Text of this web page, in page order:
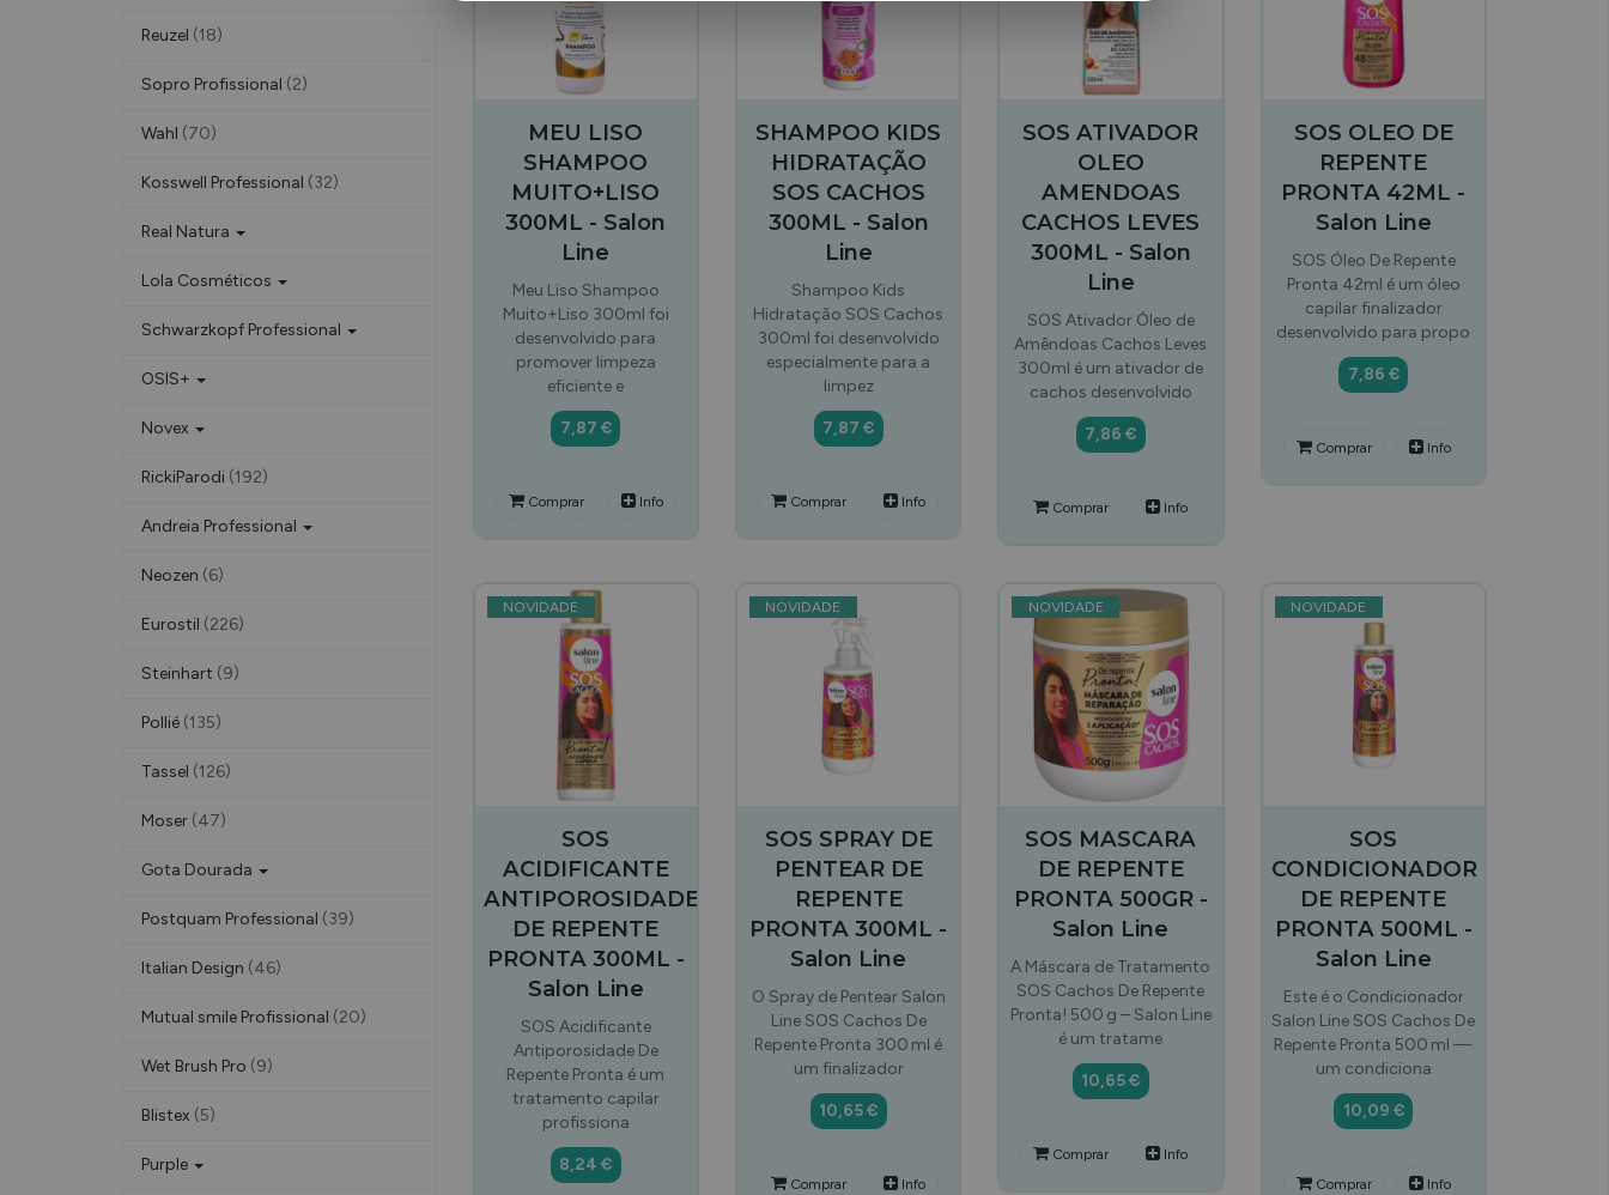
Reuzel (18)
Sopro Profissional (2)
Wahl (70)
Kosswell Professional (32)
Real Natura
Lola Cosméticos
Schwarzkopf Professional
OSIS+
Novex
RickiParodi (192)
Andreia Professional
Neozen (6)
Eurostil (226)
Steinhart (9)
Pollié (135)
Tassel (126)
Moser (47)
Gota Dourada
Postquam Professional (39)
Italian Design (46)
Mutual smile Profissional (20)
Wet Brush Pro (9)
Blistex (5)
Purple
MEU LISO
SHAMPOO
MUITO+LISO
300ML - Salon
Line
Meu Liso Shampoo
Muito+Liso 300ml foi
desenvolvido para
promover limpeza
eficiente e
7,87 €
Comprar Info
SHAMPOO KIDS
HIDRATAÇÃO
SOS CACHOS
300ML - Salon
Line
Shampoo Kids
Hidratação SOS Cachos
300ml foi desenvolvido
especialmente para a
limpez
7,87 €
Comprar Info
SOS ATIVADOR
OLEO
AMENDOAS
CACHOS LEVES
300ML - Salon
Line
SOS Ativador Óleo de
Amêndoas Cachos Leves
300ml é um ativador de
cachos desenvolvido
7,86 €
Comprar Info
SOS OLEO DE
REPENTE
PRONTA 42ML -
Salon Line
SOS Óleo De Repente
Pronta 42ml é um óleo
capilar finalizador
desenvolvido para propo
7,86 €
Comprar Info
NOVIDADE
SOS
ACIDIFICANTE
ANTIPOROSIDADE
DE REPENTE
PRONTA 300ML -
Salon Line
SOS Acidificante
Antiporosidade De
Repente Pronta é um
tratamento capilar
profissiona
8,24 €
NOVIDADE
SOS SPRAY DE
PENTEAR DE
REPENTE
PRONTA 300ML -
Salon Line
O Spray de Pentear Salon
Line SOS Cachos De
Repente Pronta 300 ml é
um finalizador
10,65 €
Comprar Info
NOVIDADE
SOS MASCARA
DE REPENTE
PRONTA 500GR -
Salon Line
A Máscara de Tratamento
SOS Cachos De Repente
Pronta! 500 g – Salon Line
é um tratame
10,65 €
Comprar Info
NOVIDADE
SOS
CONDICIONADOR
DE REPENTE
PRONTA 500ML -
Salon Line
Este é o Condicionador
Salon Line SOS Cachos De
Repente Pronta 500 ml —
um condiciona
10,09 €
Comprar Info